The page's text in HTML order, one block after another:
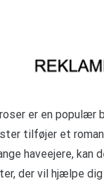
er en populær
tilføjer et
haveejere,
der vil hjælpe